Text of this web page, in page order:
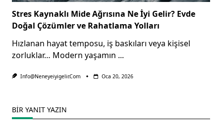
Stres Kaynaklı Mide Ağrısına Ne İyi Gelir? Evde
Doğal Çözümler ve Rahatlama Yolları
Hızlanan hayat temposu, iş baskıları veya kişisel
zorluklar… Modern yaşamın ...
Info@neneyeiyigelir.com Oca 20, 2026
BIR YANIT YAZIN